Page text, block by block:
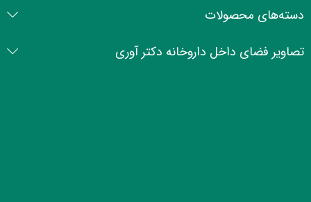
دسته‌های محصولات
تصاویر فضای داخل داروخانه دکتر آوری